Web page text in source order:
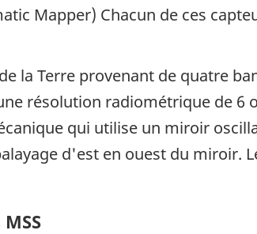
Mapper) Chacun de ces
la Terre provenant de quatre
résolution radiométrique de 6
qui utilise un miroir
d'est en ouest du miroir.